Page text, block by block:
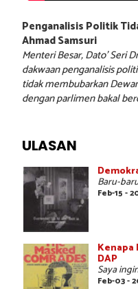
Penganalisis Politik
Ahmad Samsuri
Menteri Besar, Dato’ Seri
dakwaan penganalisis
tidak membubarkan
dengan parlimen bakal
ULASAN
Baru-
Feb-15 -
Kenapa
DAP
Saya
Feb-03 -